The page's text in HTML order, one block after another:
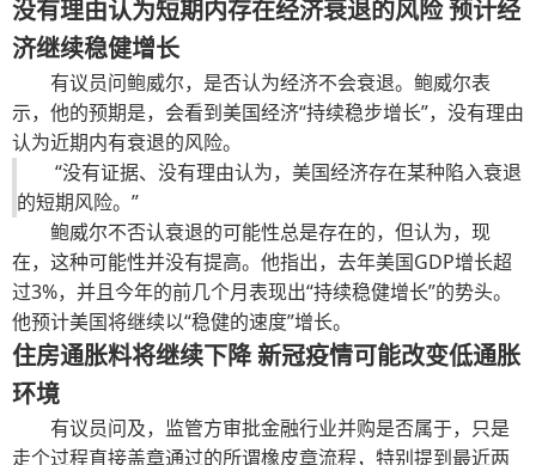
没有理由认为短期内存在经济衰退的风险 预计经
济继续稳健增长
有议员问鲍威尔，是否认为经济不会衰退。鲍威尔表
示，他的预期是，会看到美国经济“持续稳步增长”，没有理由
认为近期内有衰退的风险。
“没有证据、没有理由认为，美国经济存在某种陷入衰退
的短期风险。”
鲍威尔不否认衰退的可能性总是存在的，但认为，现
在，这种可能性并没有提高。他指出，去年美国GDP增长超
过3%，并且今年的前几个月表现出“持续稳健增长”的势头。
他预计美国将继续以“稳健的速度”增长。
住房通胀料将继续下降 新冠疫情可能改变低通胀
环境
有议员问及，监管方审批金融行业并购是否属于，只是
走个过程直接盖章通过的所谓橡皮章流程，特别提到最近两